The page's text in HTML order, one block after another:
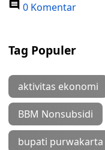
0 Komentar
Tag Populer
aktivitas ekonomi
BBM Nonsubsidi
bupati purwakarta